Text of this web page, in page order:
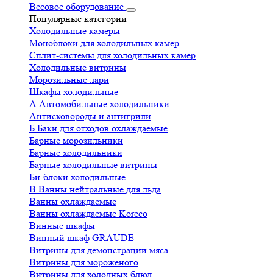
Весовое оборудование
Популярные категории
Холодильные камеры
Моноблоки для холодильных камер
Сплит-системы для холодильных камер
Холодильные витрины
Морозильные лари
Шкафы холодильные
А Автомобильные холодильники
Антисковороды и антигрили
Б Баки для отходов охлаждаемые
Барные морозильники
Барные холодильники
Барные холодильные витрины
Би-блоки холодильные
В Ванны нейтральные для льда
Ванны охлаждаемые
Ванны охлаждаемые Koreco
Винные шкафы
Винный шкаф GRAUDE
Витрины для демонстрации мяса
Витрины для мороженого
Витрины для холодных блюд